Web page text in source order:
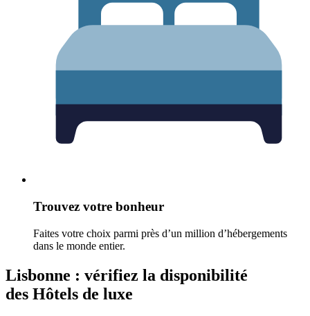
Trouvez votre bonheur
Faites votre choix parmi près d’un million d’hébergements
dans le monde entier.
Lisbonne : vérifiez la disponibilité
des Hôtels de luxe